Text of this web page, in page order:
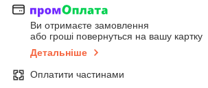
Ви отримаєте замовлення
або гроші повернуться на вашу картку
Детальніше
Оплатити частинами